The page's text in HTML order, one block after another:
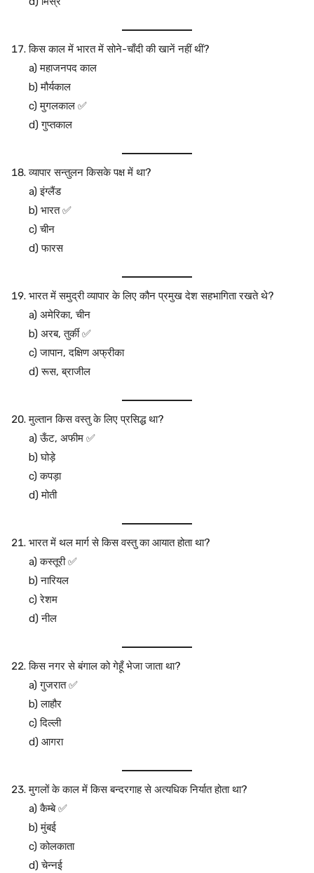
किस काल में भारत में सोने-चाँदी की खानें नहीं थीं?
a) महाजनपद काल
b) मौर्यकाल
c) मुगलकाल ✅
d) गुप्तकाल
व्यापार सन्तुलन किसके पक्ष में था?
a) इंग्लैंड
b) भारत ✅
c) चीन
d) फारस
भारत में समुद्री व्यापार के लिए कौन प्रमुख देश सहभागिता रखते थे?
a) अमेरिका, चीन
b) अरब, तुर्की ✅
c) जापान, दक्षिण अफ्रीका
d) रूस, ब्राजील
मुल्तान किस वस्तु के लिए प्रसिद्ध था?
a) ऊँट, अफीम ✅
b) घोड़े
c) कपड़ा
d) मोती
भारत में थल मार्ग से किस वस्तु का आयात होता था?
a) कस्तूरी ✅
b) नारियल
c) रेशम
d) नील
किस नगर से बंगाल को गेहूँ भेजा जाता था?
a) गुजरात ✅
b) लाहौर
c) दिल्ली
d) आगरा
मुगलों के काल में किस बन्दरगाह से अत्यधिक निर्यात होता था?
a) कैम्बे ✅
b) मुंबई
c) कोलकाता
d) चेन्नई